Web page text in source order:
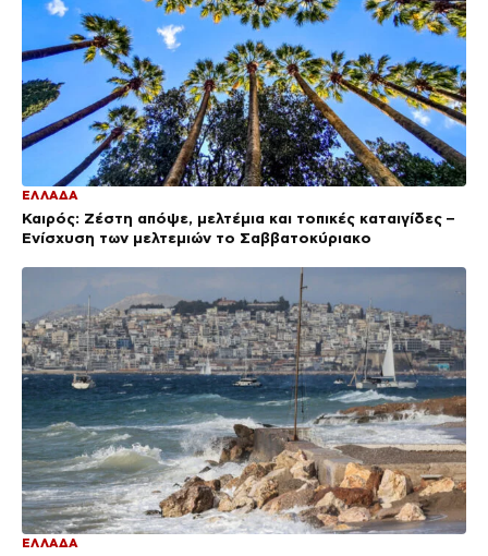
ΕΛΛΑΔΑ
Καιρός: Ζέστη απόψε, μελτέμια και τοπικές καταιγίδες –
Ενίσχυση των μελτεμιών το Σαββατοκύριακο
ΕΛΛΑΔΑ